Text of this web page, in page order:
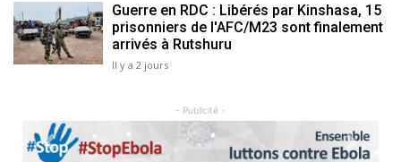
Guerre en RDC : Libérés par Kinshasa, 15
prisonniers de l'AFC/M23 sont finalement
arrivés à Rutshuru
Il y a 2 jours
- Publicité -
Previous Next